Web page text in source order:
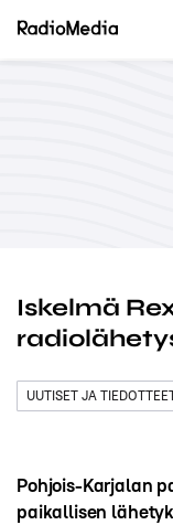
Iskelmä
UUTISET JA
Pohjois-Karjalan
paikallisen